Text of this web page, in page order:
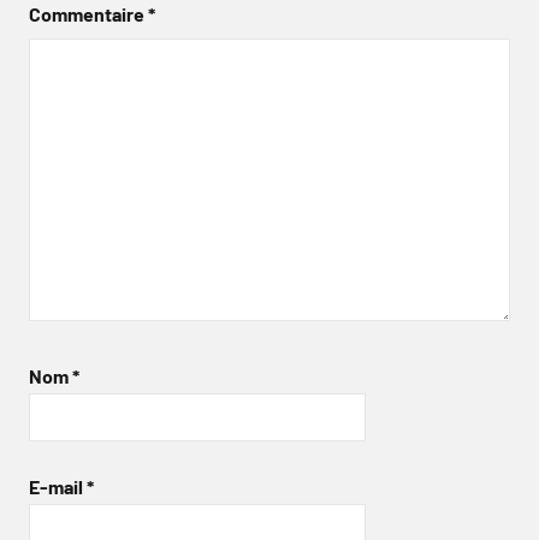
Commentaire*
Nom*
E-mail *